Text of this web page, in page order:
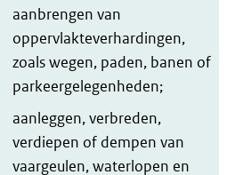
aanbrengen van
oppervlakteverhardingen,
zoals wegen, paden, banen of
parkeergelegenheden;
aanleggen, verbreden,
verdiepen of dempen van
vaargeulen, waterlopen en